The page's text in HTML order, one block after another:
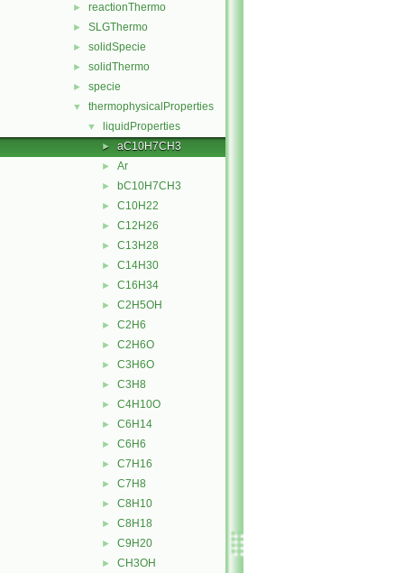
► reactionThermo
► SLGThermo
► solidSpecie
► solidThermo
► specie
▼ thermophysicalProperties
▼ liquidProperties
► aC10H7CH3
► Ar
► bC10H7CH3
► C10H22
► C12H26
► C13H28
► C14H30
► C16H34
► C2H5OH
► C2H6
► C2H6O
► C3H6O
► C3H8
► C4H10O
► C6H14
► C6H6
► C7H16
► C7H8
► C8H10
► C8H18
► C9H20
► CH3OH